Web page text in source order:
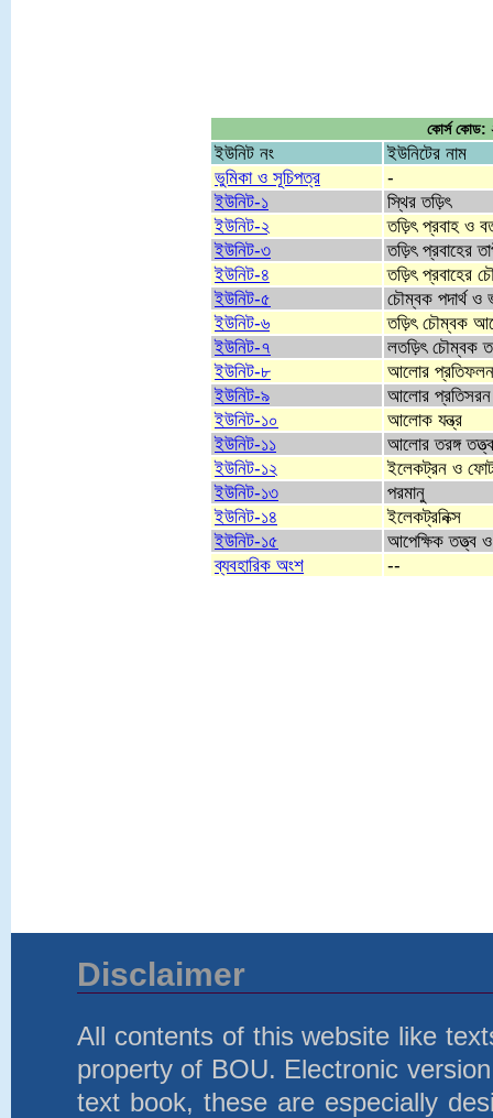
কোর্স কোড:
ইউনিট নং
ইউনিটের নাম
ভুমিকা ও সূচিপত্র
-
ইউনিট-১
স্থির তড়িৎ
ইউনিট-২
তড়িৎ প্রবাহ ও
ইউনিট-৩
তড়িৎ প্রবাহের
ইউনিট-৪
তড়িৎ প্রবাহের
ইউনিট-৫
চৌম্বক পদার্থ
ইউনিট-৬
তড়িৎ চৌম্বক
ইউনিট-৭
লতড়িৎ চৌম্বক
ইউনিট-৮
আলোর প্রতিফলন
ইউনিট-৯
আলোর প্রতিসরন
ইউনিট-১০
আলোক যন্ত্র
ইউনিট-১১
আলোর তরঙ্গ তত্ত্ব
ইউনিট-১২
ইলেকট্রন ও
ইউনিট-১৩
পরমানু
ইউনিট-১৪
ইলেকট্রনিক্স
ইউনিট-১৫
আপেক্ষিক তত্ত্ব ও
ব্যবহারিক অংশ
--
Disclaimer
All contents of this website like
property of BOU. Electronic
text book, these are especially